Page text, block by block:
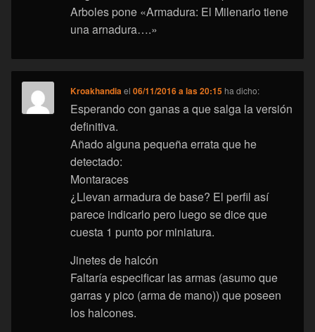
Arboles pone «Armadura: El Milenario tiene
una arnadura….»
Kroakhandiael06/11/2016 a las 20:15 ha dicho:
Esperando con ganas a que salga la versión
definitiva.
Añado alguna pequeña errata que he
detectado:
Montaraces
¿Llevan armadura de base? El perfil así
parece indicarlo pero luego se dice que
cuesta 1 punto por miniatura.
Jinetes de halcón
Faltaría especificar las armas (asumo que
garras y pico (arma de mano)) que poseen
los halcones.